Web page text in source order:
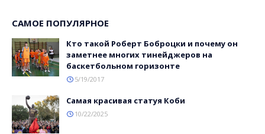
САМОЕ ПОПУЛЯРНОЕ
Кто такой Роберт Боброцки и почему он
заметнее многих тинейджеров на
баскетбольном горизонте
5/19/2017
Самая красивая статуя Коби
10/22/2025